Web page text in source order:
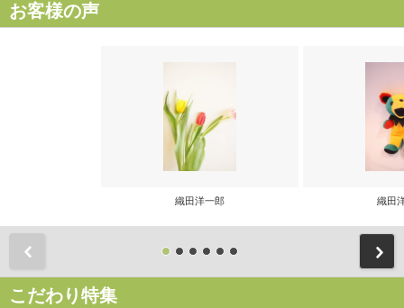
お客様の声
織田洋一郎 織田
こだわり特集